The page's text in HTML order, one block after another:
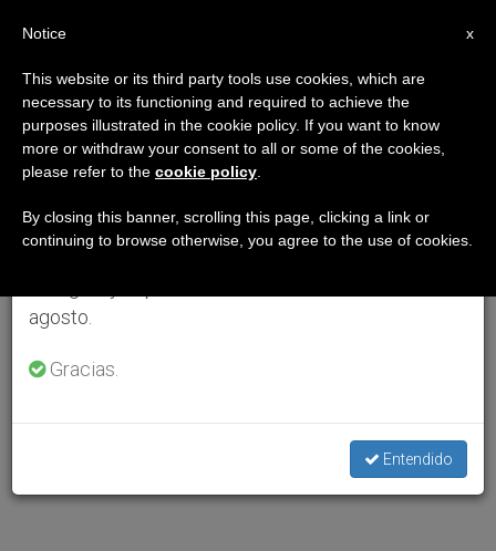
×
Aviso importante
Del 27 de julio al 7 de agosto haremos la pausa
anual, aprovechando que en el periodo de verano
se generan menos informaciones y también el
agosto.
Gracias.
Entendido
x
Notice
This website or its third party tools use cookies, which are
necessary to its functioning and required to achieve the
purposes illustrated in the cookie policy. If you want to know
more or withdraw your consent to all or some of the cookies,
please refer to the cookie policy
By closing this banner, scrolling this page, clicking a link or
continuing to browse otherwise, you agree to the use of cookies.